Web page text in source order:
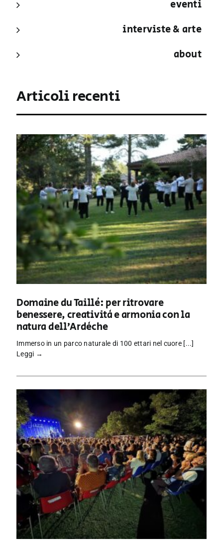
eventi
interviste & arte
about
Articoli recenti
Domaine du Taillé: per ritrovare
benessere, creatività e armonia con la
natura dell’Ardèche
Immerso in un parco naturale di 100 ettari nel cuore [...]
Leggi →